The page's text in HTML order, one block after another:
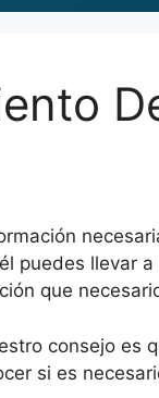
puedes llevar
que
consejo es
si es